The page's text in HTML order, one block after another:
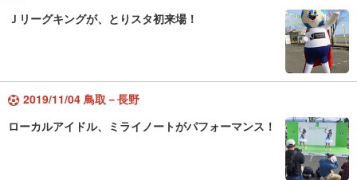
Ｊリーグキングが、とりスタ初来場！
2019/11/04 鳥取－長野
ローカルアイドル、ミライノートがパフォーマンス！